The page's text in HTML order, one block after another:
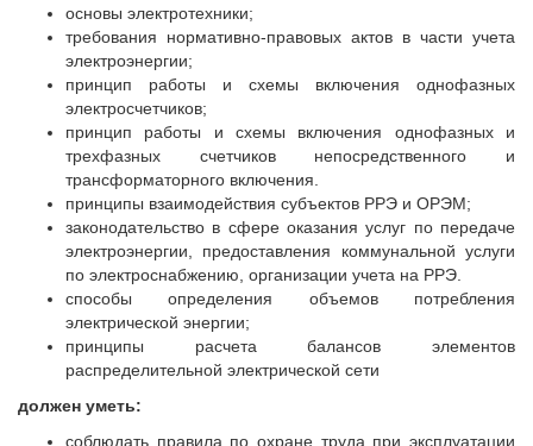
основы электротехники;
требования нормативно-правовых актов в части учета
электроэнергии;
принцип работы и схемы включения однофазных
электросчетчиков;
принцип работы и схемы включения однофазных и
трехфазных счетчиков непосредственного и
трансформаторного включения.
принципы взаимодействия субъектов РРЭ и ОРЭМ;
законодательство в сфере оказания услуг по передаче
электроэнергии, предоставления коммунальной услуги
по электроснабжению, организации учета на РРЭ.
способы определения объемов потребления
электрической энергии;
принципы расчета балансов элементов
распределительной электрической сети
должен уметь:
соблюдать правила по охране труда при эксплуатации